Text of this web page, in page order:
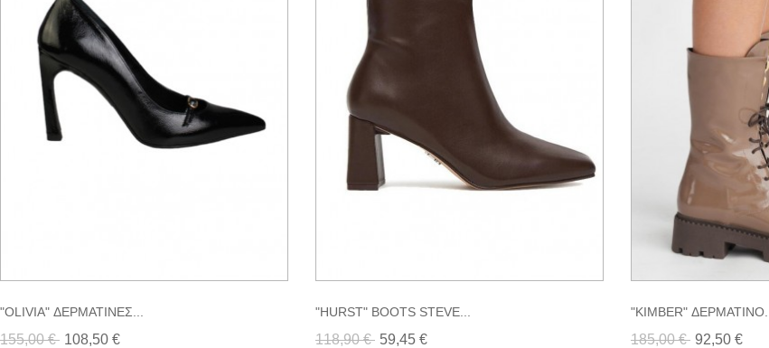
"OLIVIA" ΔΕΡΜΑΤΙΝΕΣ...
155,00 € 108,50 €
"HURST" BOOTS STEVE...
118,90 € 59,45 €
"KIMBER" ΔΕΡΜΑΤΙΝΟ...
185,00 € 92,50 €